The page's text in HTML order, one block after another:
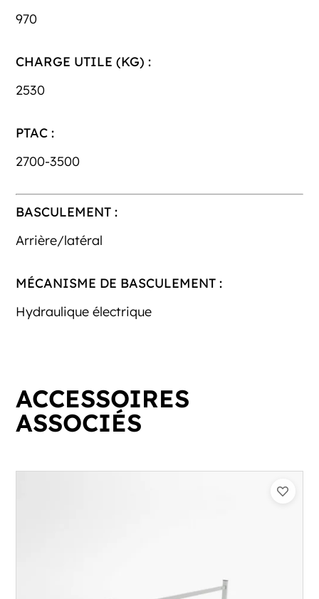
970
CHARGE UTILE (KG) :
2530
PTAC :
2700-3500
BASCULEMENT :
Arrière/latéral
MÉCANISME DE BASCULEMENT :
Hydraulique électrique
ACCESSOIRES
ASSOCIÉS